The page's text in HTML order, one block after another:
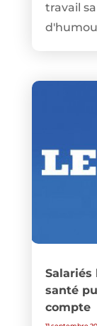
travail
Salariés
santé
compte